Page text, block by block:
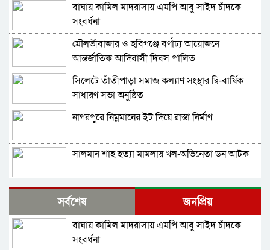
বাঘায় কামিল মাদরাসায় এমপি আবু সাইদ চাঁদকে
সংবর্ধনা
মৌলভীবাজার ও হবিগঞ্জে বর্ণাঢ্য আয়োজনে
আন্তর্জাতিক আদিবাসী দিবস পালিত
সিলেটে তাঁতীপাড়া সমাজ কল্যাণ সংস্থার দ্বি-বার্ষিক
সাধারণ সভা অনুষ্ঠিত
নাগরপুরে নিম্নমানের ইট দিয়ে রাস্তা নির্মাণ
সালমান শাহ হত্যা মামলায় খল-অভিনেতা ডন আটক
নাগরপুরে এনসিপির আহ্বায়ক কমিটি অনুমোদন:
আহ্বায়ক তারিয়াশ পলাশ, সদস্য সচিব সরদার
আশরাফ
সবুজ বাংলাদেশ গড়ার প্রত্যয়ে সিলেটে বাবৌযুপ’র
দ্বিতীয় পর্যায়ে বৃক্ষরোপণ কর্মসূচি সম্পন্ন
সর্বশেষ জনপ্রিয়
বাঘায় কামিল মাদরাসায় এমপি আবু সাইদ চাঁদকে
সংবর্ধনা